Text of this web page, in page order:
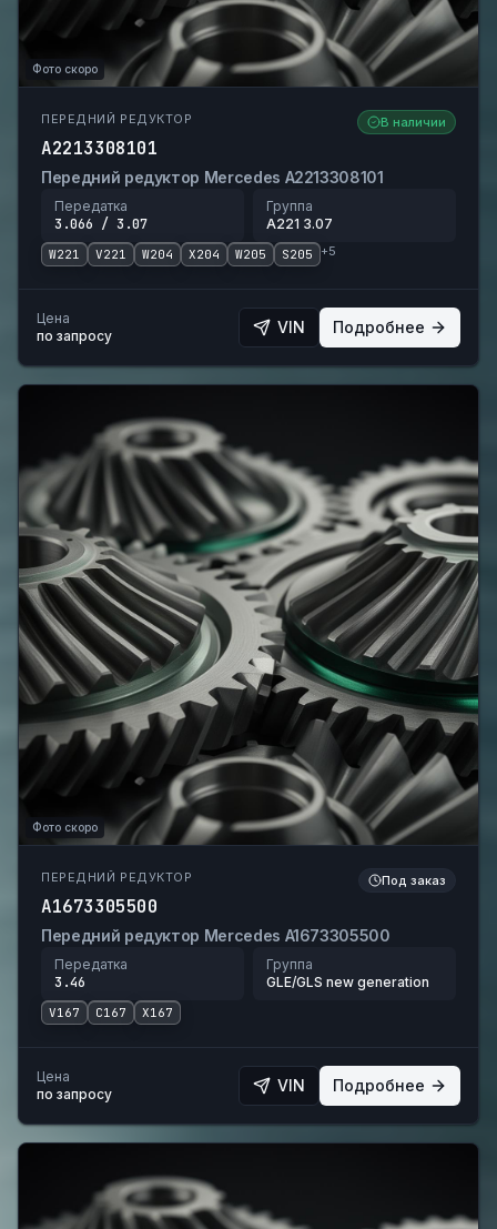
Фото скоро
ПЕРЕДНИЙ РЕДУКТОР В наличии
A2213308101
Передний редуктор Mercedes A2213308101
Передатка
3.066 / 3.07
Группа
A221 3.07
W221 V221 W204 X204 W205 S205 +5
Цена
по запросу
VIN Подробнее
Фото скоро
ПЕРЕДНИЙ РЕДУКТОР Под заказ
A1673305500
Передний редуктор Mercedes A1673305500
Передатка
3.46
Группа
GLE/GLS new generation
V167 C167 X167
Цена
по запросу
VIN Подробнее